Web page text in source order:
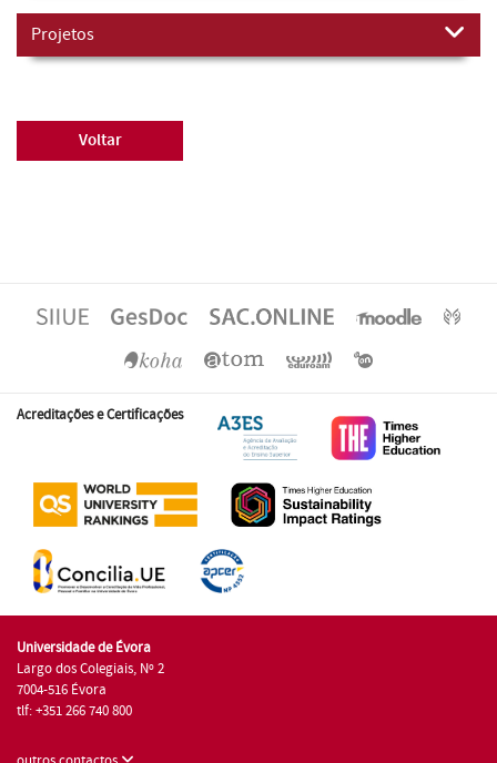
Projetos
Voltar
Acreditações e Certificações
Universidade de Évora
Largo dos Colegiais, Nº 2
7004-516 Évora
tlf: +351 266 740 800